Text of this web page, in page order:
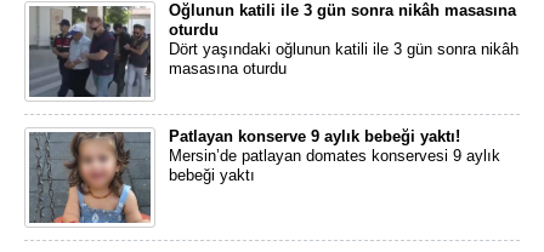
Oğlunun katili ile 3 gün sonra nikâh masasına
oturdu
Dört yaşındaki oğlunun katili ile 3 gün sonra nikâh
masasına oturdu
Patlayan konserve 9 aylık bebeği yaktı!
Mersin’de patlayan domates konservesi 9 aylık
bebeği yaktı